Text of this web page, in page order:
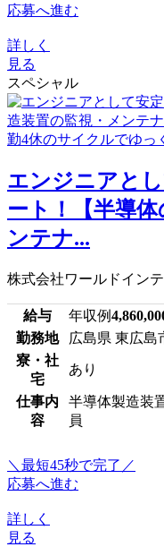
応募へ進む
詳しく
見る
スペシャル
エンジニアと
ート！【半導
ンテナ...
株式会社ワールドイン
給与 年収例
勤務地
広島県 東広島
寮・社
宅
あり
仕事内
容
半導体製造装
員
＼最短45秒で完了／
応募へ進む
詳しく
見る